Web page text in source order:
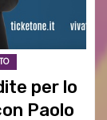
per lo
Paolo